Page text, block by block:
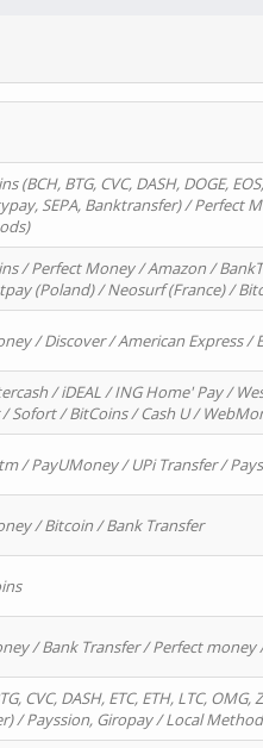
BTG, CVC, DASH, DOGE,
SEPA, Banktransfer) / Perfect
/ Perfect Money / Amazon /
(Poland) / Neosurf (France) /
/ Discover / American Express /
/ iDEAL / ING Home' Pay /
Sofort / BitCoins / Cash U /
/ PayUMoney / UPi Transfer /
/ Bitcoin / Bank Transfer
/ Bank Transfer / Perfect money
CVC, DASH, ETC, ETH, LTC,
/ Payssion, Giropay / Local